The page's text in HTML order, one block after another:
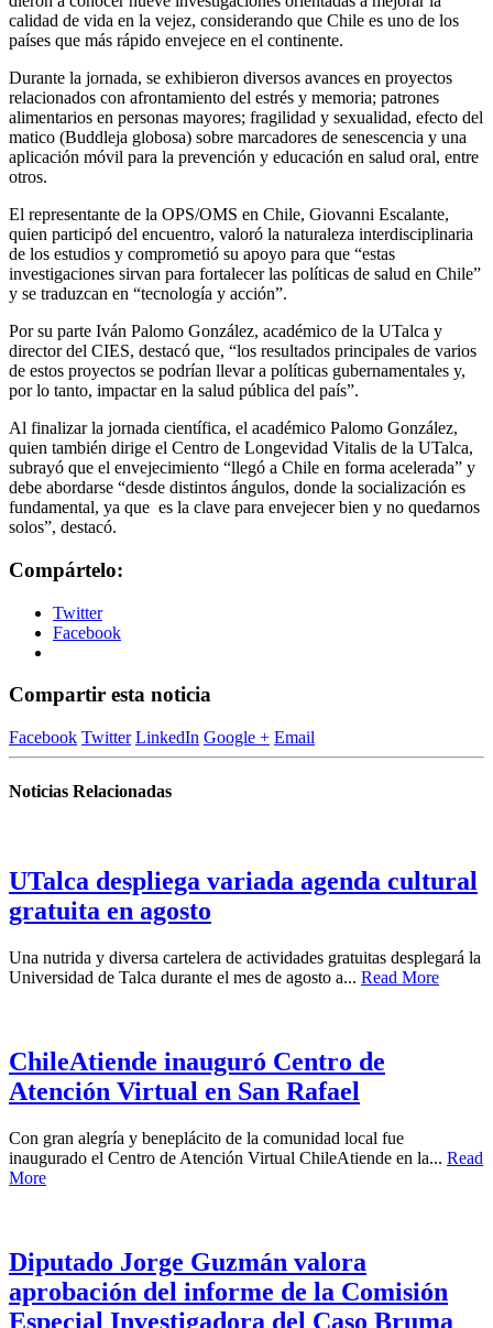
calidad de vida en la vejez, considerando que Chile es uno de los
países que más rápido envejece en el continente.
Durante la jornada, se exhibieron diversos avances en proyectos
relacionados con afrontamiento del estrés y memoria; patrones
alimentarios en personas mayores; fragilidad y sexualidad, efecto del
matico (Buddleja globosa) sobre marcadores de senescencia y una
aplicación móvil para la prevención y educación en salud oral, entre
otros.
El representante de la OPS/OMS en Chile, Giovanni Escalante,
quien participó del encuentro, valoró la naturaleza interdisciplinaria
de los estudios y comprometió su apoyo para que “estas
investigaciones sirvan para fortalecer las políticas de salud en Chile”
y se traduzcan en “tecnología y acción”.
Por su parte Iván Palomo González, académico de la UTalca y
director del CIES, destacó que, “los resultados principales de varios
de estos proyectos se podrían llevar a políticas gubernamentales y,
por lo tanto, impactar en la salud pública del país”.
Al finalizar la jornada científica, el académico Palomo González,
quien también dirige el Centro de Longevidad Vitalis de la UTalca,
subrayó que el envejecimiento “llegó a Chile en forma acelerada” y
debe abordarse “desde distintos ángulos, donde la socialización es
fundamental, ya que es la clave para envejecer bien y no quedarnos
solos”, destacó.
Compártelo:
Twitter
Facebook
Compartir esta noticia
Facebook Twitter LinkedIn Google + Email
Noticias Relacionadas
UTalca despliega variada agenda cultural
gratuita en agosto
Una nutrida y diversa cartelera de actividades gratuitas desplegará la
Universidad de Talca durante el mes de agosto a... Read More
ChileAtiende inauguró Centro de
Atención Virtual en San Rafael
Con gran alegría y beneplácito de la comunidad local fue
inaugurado el Centro de Atención Virtual ChileAtiende en la... Read
More
Diputado Jorge Guzmán valora
aprobación del informe de la Comisión
Especial Investigadora del Caso Bruma